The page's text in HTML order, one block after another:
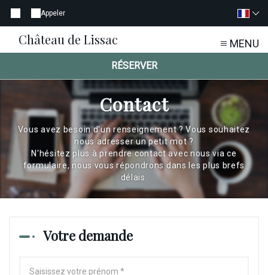
Appeler
Château de Lissac MENU
RÉSERVER
Contact
Vous avez besoin d'un renseignement ? Vous souhaitez
nous adresser un petit mot ?
N'hésitez plus à prendre contact avec nous via ce
formulaire, nous vous répondrons dans les plus brefs
délais.
Votre demande